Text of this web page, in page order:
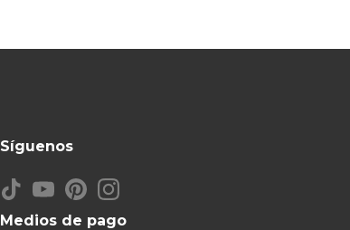
Medios de pago
Síguenos